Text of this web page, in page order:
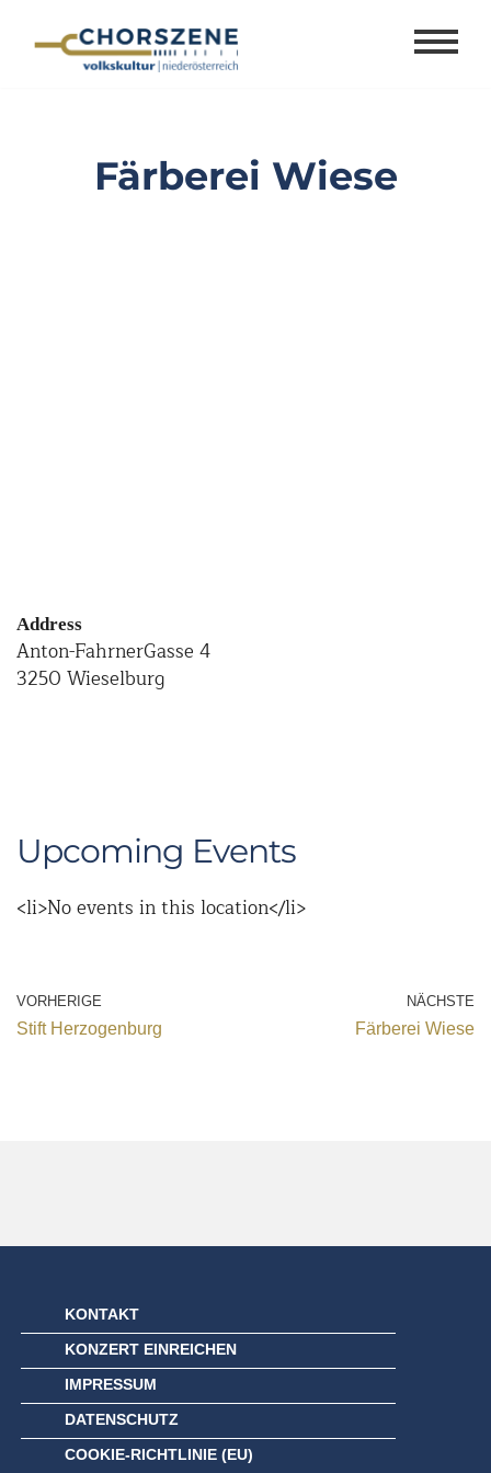
Färberei Wiese
Address
Anton-FahrnerGasse 4
3250 Wieselburg
Upcoming Events
<li>No events in this location</li>
VORHERIGE
Stift Herzogenburg
NÄCHSTE
Färberei Wiese
KONTAKT
KONZERT EINREICHEN
IMPRESSUM
DATENSCHUTZ
COOKIE-RICHTLINIE (EU)